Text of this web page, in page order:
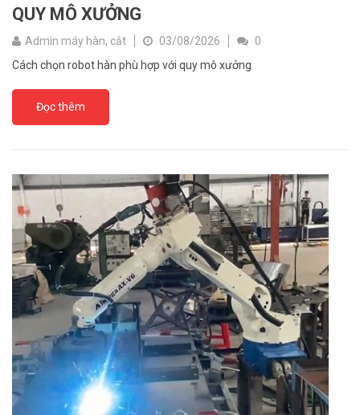
QUY MÔ XƯỞNG
Admin máy hàn, cắt 03/08/2026
0
Cách chọn robot hàn phù hợp với quy mô xưởng
Đọc thêm